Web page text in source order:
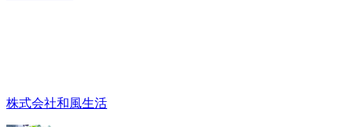
株式会社和風生活